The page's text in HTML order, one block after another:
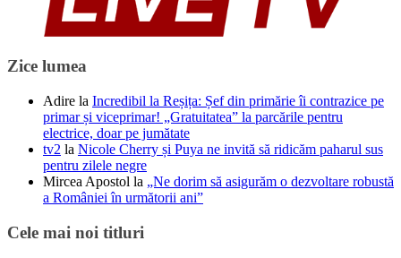
Zice lumea
Adire la Incredibil la Reșița: Șef din primărie îi contrazice pe
primar și viceprimar! „Gratuitatea” la parcările pentru
electrice, doar pe jumătate
tv2 la Nicole Cherry și Puya ne invită să ridicăm paharul sus
pentru zilele negre
Mircea Apostol la „Ne dorim să asigurăm o dezvoltare robustă
a României în următorii ani”
Cele mai noi titluri